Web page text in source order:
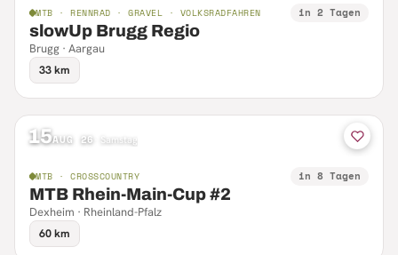
MTB · RENNRAD · GRAVEL · VOLKSRADFAHREN in 2 Tagen
slowUp Brugg Regio
Brugg · Aargau
33 km
15AUG 26 Samstag
MTB · CROSSCOUNTRY in 8 Tagen
MTB Rhein-Main-Cup #2
Dexheim · Rheinland-Pfalz
60 km